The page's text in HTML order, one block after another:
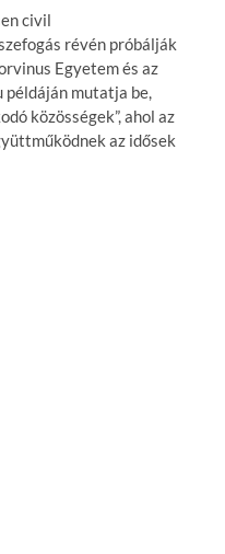
civil
révén próbálják
Egyetem és az
példáján mutatja be,
közösségek”, ahol az
az idősek